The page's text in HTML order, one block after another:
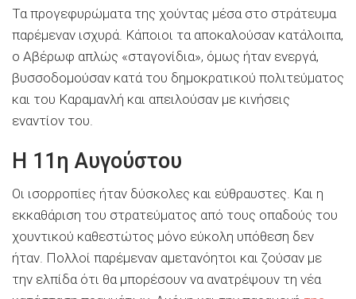
Τα προγεφυρώματα της χούντας μέσα στο στράτευμα
παρέμεναν ισχυρά. Κάποιοι τα αποκαλούσαν κατάλοιπα,
ο Αβέρωφ απλώς «σταγονίδια», όμως ήταν ενεργά,
βυσσοδομούσαν κατά του δημοκρατικού πολιτεύματος
και του Καραμανλή και απειλούσαν με κινήσεις
εναντίον του.
Η 11η Αυγούστου
Οι ισορροπίες ήταν δύσκολες και εύθραυστες. Και η
εκκαθάριση του στρατεύματος από τους οπαδούς του
χουντικού καθεστώτος μόνο εύκολη υπόθεση δεν
ήταν. Πολλοί παρέμεναν αμετανόητοι και ζούσαν με
την ελπίδα ότι θα μπορέσουν να ανατρέψουν τη νέα